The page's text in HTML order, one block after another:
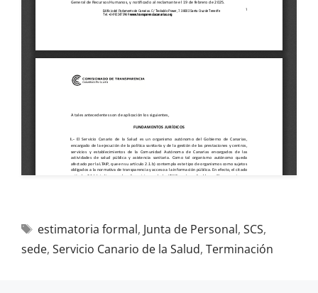
estimatoria formal, Junta de Personal, SCS,
sede, Servicio Canario de la Salud, Terminación